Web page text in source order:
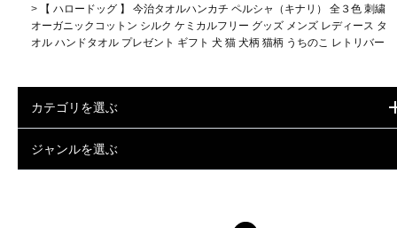
>
【 ハロードッグ 】 今治タオルハンカチ ペルシャ（キナリ） 全３色 刺繍
オーガニックコットン シルク ケミカルフリー グッズ メンズ レディース タ
オル ハンドタオル プレゼント ギフト 犬 猫 犬柄 猫柄 うちのこ レトリバー
カテゴリを選ぶ
ジャンルを選ぶ